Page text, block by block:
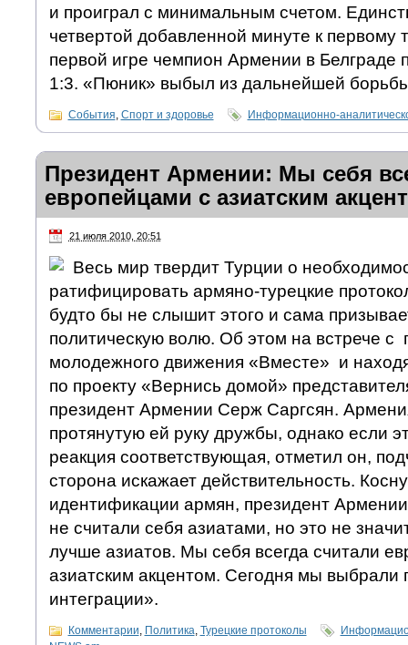
и проиграл с минимальным счетом.
четвертой добавленной минуте к первому
первой игре чемпион Армении в Белграде
1:3. «Пюник» выбыл из дальнейшей
События, Спорт и здоровье Информационно-
Президент Армении: Мы себя
европейцами с азиатским
21 июля 2010, 20:51
Весь мир твердит Турции о
ратифицировать армяно-турецкие
будто бы не слышит этого и сама
политическую волю. Об этом на встрече с
молодежного движения «Вместе» и
по проекту «Вернись домой»
президент Армении Серж Саргсян.
протянутую ей руку дружбы, однако если
реакция соответствующая, отметил он,
сторона искажает действительность.
идентификации армян, президент
не считали себя азиатами, но это не
лучше азиатов. Мы себя всегда считали
азиатским акцентом. Сегодня мы выбрали
интеграции».
Комментарии, Политика, Турецкие протоколы